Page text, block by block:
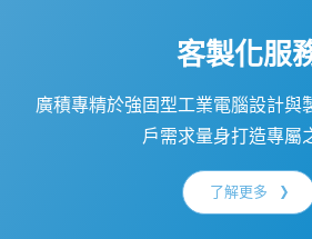
客製化服
廣積專精於強固型工業電腦設計與
戶需求量身打造專屬
了解更多